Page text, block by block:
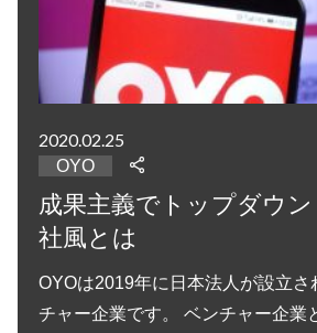
2020.02.25
OYO
成果主義でトップダウ
社風とは
OYOは2019年に日本法人が設立さ
チャー企業です。 ベンチャー企業